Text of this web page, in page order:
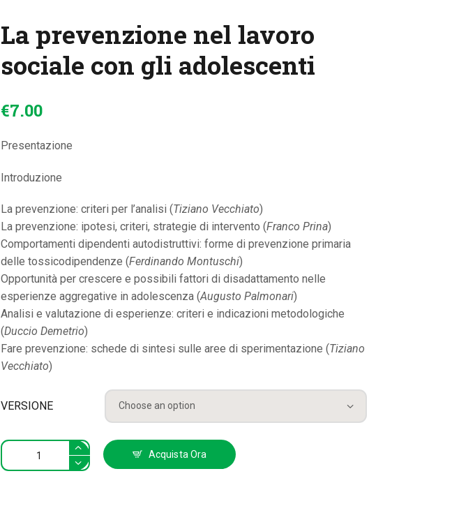
La prevenzione nel lavoro
sociale con gli adolescenti
€7.00
Presentazione
Introduzione
La prevenzione: criteri per l’analisi (Tiziano Vecchiato)
La prevenzione: ipotesi, criteri, strategie di intervento (Franco Prina)
Comportamenti dipendenti autodistruttivi: forme di prevenzione primaria
delle tossicodipendenze (Ferdinando Montuschi)
Opportunità per crescere e possibili fattori di disadattamento nelle
esperienze aggregative in adolescenza (Augusto Palmonari)
Analisi e valutazione di esperienze: criteri e indicazioni metodologiche
(Duccio Demetrio)
Fare prevenzione: schede di sintesi sulle aree di sperimentazione (Tiziano
Vecchiato)
VERSIONE
La
prevenzione
Acquista Ora